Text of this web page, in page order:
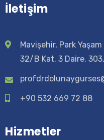
İletişim
Mavişehir, Park
32/B Kat. 3 Daire.
+90 532 669 72 88
Hizmetler